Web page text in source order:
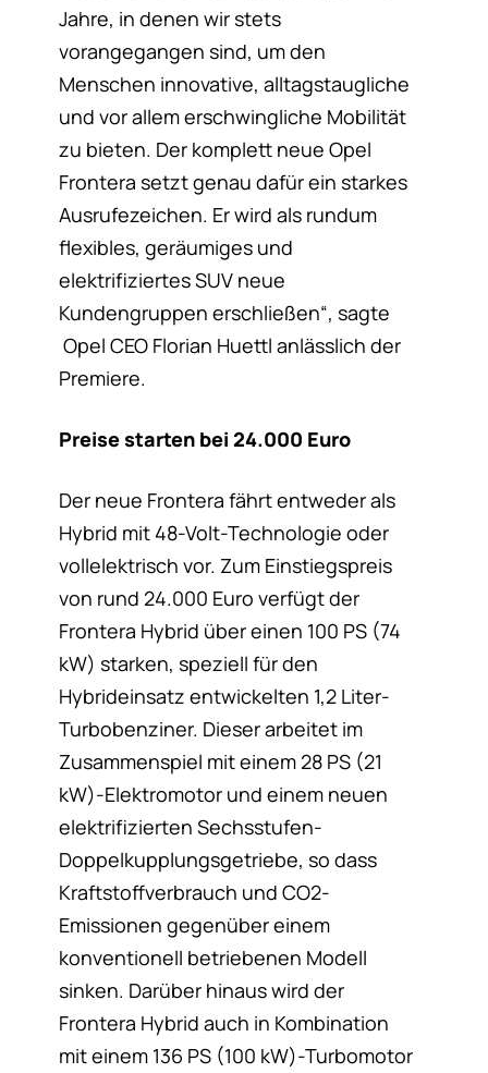
Jahre, in denen wir stets
vorangegangen sind, um den
Menschen innovative, alltagstaugliche
und vor allem erschwingliche Mobilität
zu bieten. Der komplett neue Opel
Frontera setzt genau dafür ein starkes
Ausrufezeichen. Er wird als rundum
flexibles, geräumiges und
elektrifiziertes SUV neue
Kundengruppen erschließen“, sagte
Opel CEO Florian Huettl anlässlich der
Premiere.
Preise starten bei 24.000 Euro
Der neue Frontera fährt entweder als
Hybrid mit 48-Volt-Technologie oder
vollelektrisch vor. Zum Einstiegspreis
von rund 24.000 Euro verfügt der
Frontera Hybrid über einen 100 PS (74
kW) starken, speziell für den
Hybrideinsatz entwickelten 1,2 Liter-
Turbobenziner. Dieser arbeitet im
Zusammenspiel mit einem 28 PS (21
kW)-Elektromotor und einem neuen
elektrifizierten Sechsstufen-
Doppelkupplungsgetriebe, so dass
Kraftstoffverbrauch und CO2-
Emissionen gegenüber einem
konventionell betriebenen Modell
sinken. Darüber hinaus wird der
Frontera Hybrid auch in Kombination
mit einem 136 PS (100 kW)-Turbomotor